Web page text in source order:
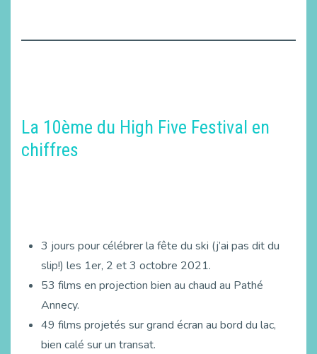
La 10ème du High Five Festival en
chiffres
3 jours pour célébrer la fête du ski (j’ai pas dit du
slip!) les 1er, 2 et 3 octobre 2021.
53 films en projection bien au chaud au Pathé
Annecy.
49 films projetés sur grand écran au bord du lac,
bien calé sur un transat.